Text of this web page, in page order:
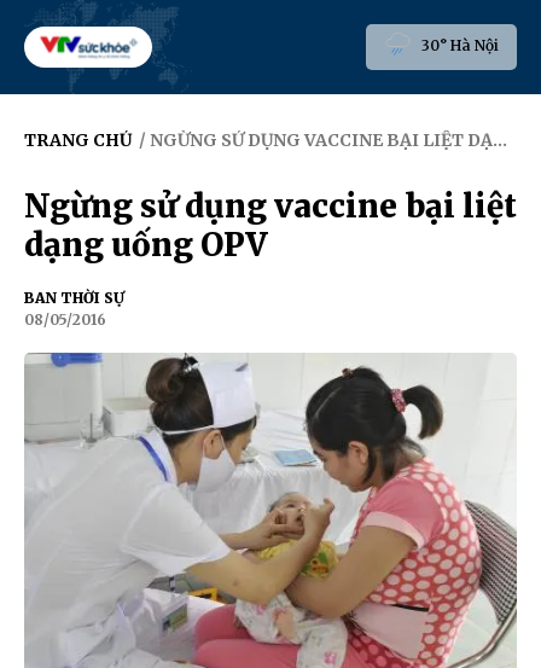
30° Hà Nội
TRANG CHỦ / NGỪNG SỬ DỤNG VACCINE BẠI LIỆT DẠNG UỐNG OPV
Ngừng sử dụng vaccine bại liệt
dạng uống OPV
BAN THỜI SỰ
08/05/2016